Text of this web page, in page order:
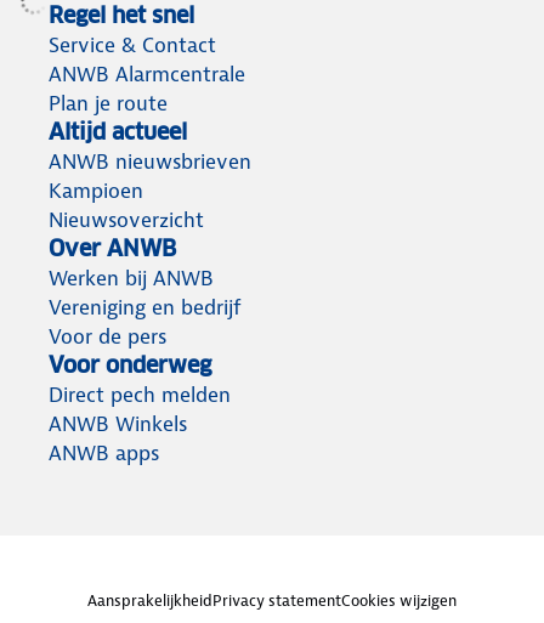
Regel het snel
Service & Contact
ANWB Alarmcentrale
Plan je route
Altijd actueel
ANWB nieuwsbrieven
Kampioen
Nieuwsoverzicht
Over ANWB
Werken bij ANWB
Vereniging en bedrijf
Voor de pers
Voor onderweg
Direct pech melden
ANWB Winkels
ANWB apps
AansprakelijkheidPrivacy statementCookies wijzigen